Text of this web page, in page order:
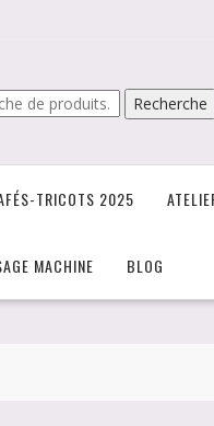
Recherche
TRICOTS 2025
MACHINE BLOG